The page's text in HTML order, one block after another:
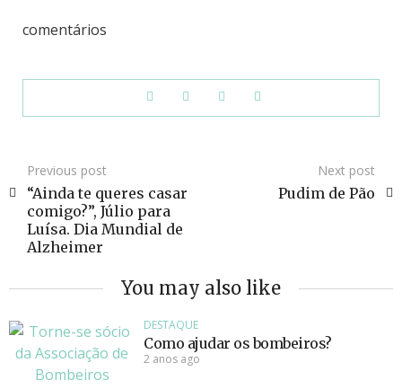
comentários
Previous post
“Ainda te queres casar
comigo?”, Júlio para
Luísa. Dia Mundial de
Alzheimer
Next post
Pudim de Pão
You may also like
DESTAQUE
Como ajudar os bombeiros?
2 anos ago